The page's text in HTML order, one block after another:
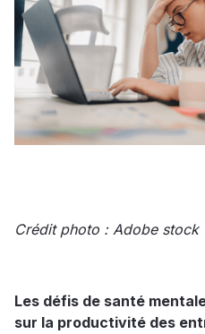
Crédit photo : Adobe stock
Les défis de santé
sur la productivité des